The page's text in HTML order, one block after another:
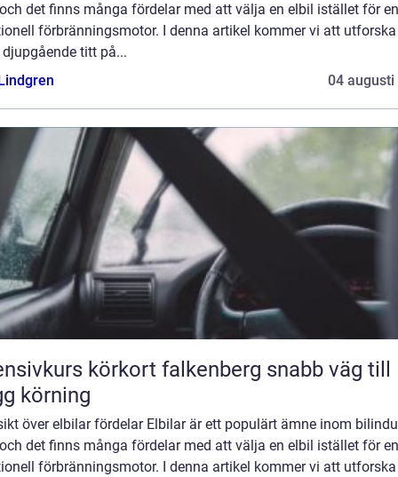
det finns många fördelar med att välja en elbil istället för en
förbränningsmotor. I denna artikel kommer vi att
titt på...
04 augusti
körkort falkenberg snabb väg till
körning
över elbilar fördelar Elbilar är ett populärt ämne inom
det finns många fördelar med att välja en elbil istället för en
förbränningsmotor. I denna artikel kommer vi att